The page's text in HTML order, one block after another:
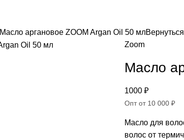
Масло аргановое ZOOM Argan Oil 50 мл
Zoom
Масло
1000 ₽
Опт от 10 000 ₽
Масло для
волос от